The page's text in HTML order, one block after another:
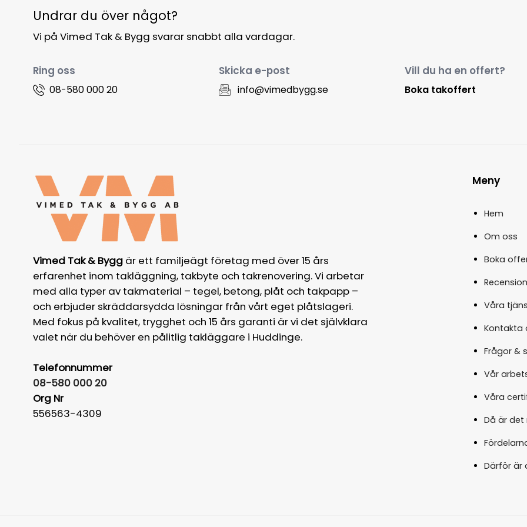
Undrar du över något?
Vi på Vimed Tak & Bygg svarar snabbt alla vardagar.
Ring oss
08-580 000 20
Skicka e-post
info@vimedbygg.se
Vill du ha en offert?
Boka takoffert
Vimed Tak & Bygg är ett familjeägt företag med över 15 års
erfarenhet inom takläggning, takbyte och takrenovering. Vi arbetar
med alla typer av takmaterial – tegel, betong, plåt och takpapp –
och erbjuder skräddarsydda lösningar från vårt eget plåtslageri.
Med fokus på kvalitet, trygghet och 15 års garanti är vi det självklara
valet när du behöver en pålitlig takläggare i Huddinge.
Telefonnummer
08-580 000 20
Org Nr
556563-4309
Meny
Hem
Om oss
Boka
Våra
Kontakta
Frågor &
Vår
Våra
Då är det
Därför är